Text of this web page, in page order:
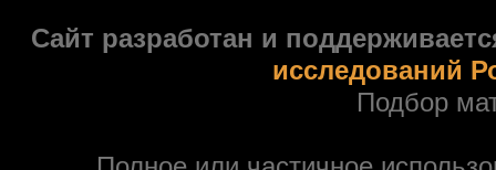
Сайт разработан и
исследований
Подбор